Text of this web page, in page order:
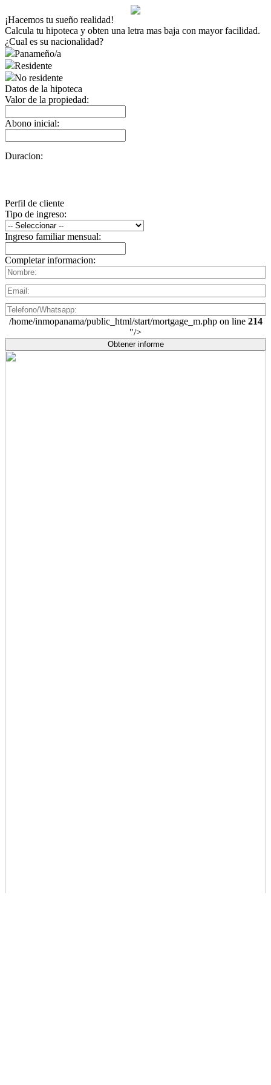
¡Hacemos tu sueño realidad!
Calcula tu hipoteca y obten una letra mas baja con mayor facilidad.
¿Cual es su nacionalidad?
Panameño/a
Residente
No residente
Datos de la hipoteca
Valor de la propiedad:
Abono inicial:
Duracion:
Perfil de cliente
Tipo de ingreso:
Ingreso familiar mensual:
Completar informacion:
/home/inmopanama/public_html/start/mortgage_m.php on line 214
"/>